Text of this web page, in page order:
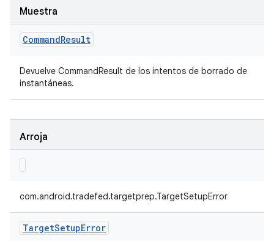
Muestra
CommandResult
Devuelve CommandResult de los intentos de borrado de
instantáneas.
Arroja
com.android.tradefed.targetprep.TargetSetupError
TargetSetupError